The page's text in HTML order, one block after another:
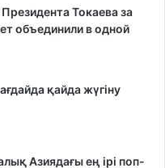
Токаева за
объединили в одной
қайда жүгіну
Азиядағы ең ірі поп-